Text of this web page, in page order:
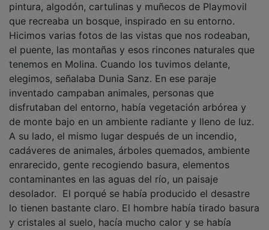
pintura, algodón, cartulinas y muñecos de Playmovil
que recreaba un bosque, inspirado en su entorno.
Hicimos varias fotos de las vistas que nos rodeaban,
el puente, las montañas y esos rincones naturales que
tenemos en Molina. Cuando los tuvimos delante,
elegimos, señalaba Dunia Sanz. En ese paraje
inventado campaban animales, personas que
disfrutaban del entorno, había vegetación arbórea y
de monte bajo en un ambiente radiante y lleno de luz.
A su lado, el mismo lugar después de un incendio,
cadáveres de animales, árboles quemados, ambiente
enrarecido, gente recogiendo basura, elementos
contaminantes en las aguas del río, un paisaje
desolador. El porqué se había producido el desastre
lo tienen bastante claro. El hombre había tirado basura
y cristales al suelo, hacía mucho calor y se había